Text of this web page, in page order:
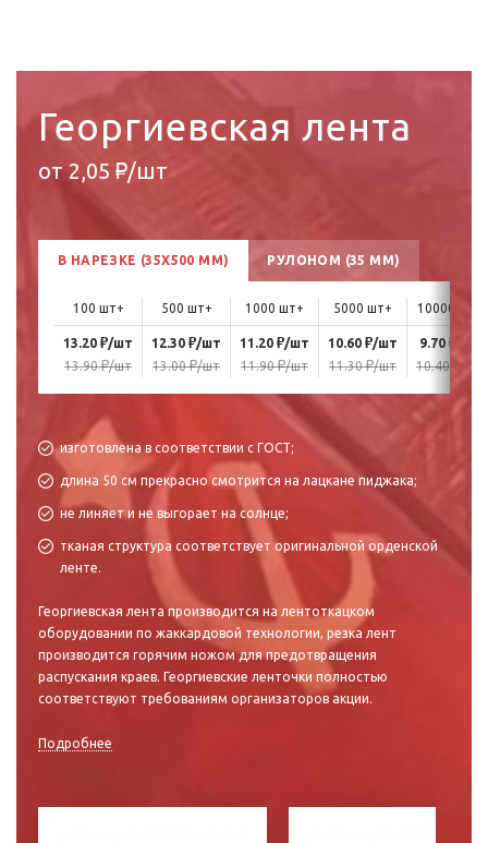
Георгиевская лента
от 2,05 ₽/шт
В НАРЕЗКЕ (35X500 ММ) РУЛОНОМ (35 ММ)
100 шт+ 500 шт+ 1000 шт+ 5000 шт+ 10000 шт+
13.20 ₽/шт
13.90₽/шт
12.30 ₽/шт
13.00₽/шт
11.20 ₽/шт
11.90₽/шт
10.60 ₽/шт
11.30₽/шт
9.70 ₽
10.40
/шт
изготовлена в соответствии с ГОСТ;
длина 50 см прекрасно смотрится на лацкане пиджака;
не линяет и не выгорает на солнце;
тканая структура соответствует оригинальной орденской
ленте.
Георгиевская лента производится на лентоткацком
оборудовании по жаккардовой технологии, резка лент
производится горячим ножом для предотвращения
распускания краев. Георгиевские ленточки полностью
соответствуют требованиям организаторов акции.
Подробнее